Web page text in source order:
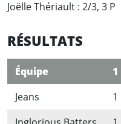
Joëlle Thériault : 2/3, 3 P
RÉSULTATS
Équipe 1
Jeans
1